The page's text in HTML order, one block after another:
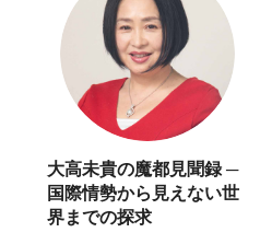
大高未貴の魔都見聞録 ─
国際情勢から見えない世
界までの探求